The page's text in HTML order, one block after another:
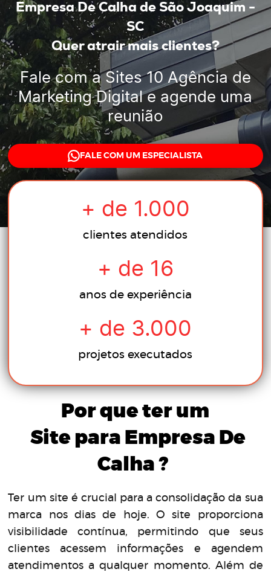
Empresa De Calha de São Joaquim -
SC
Quer atrair mais clientes?
Fale com aSites 10 Agência de
Marketing Digital e agende uma
reunião
FALE COM UM ESPECIALISTA
+ de 1.000
clientes atendidos
+ de 16
anos de experiência
+ de 3.000
projetos executados
Por que ter um
Sitepara Empresa De
Calha ?
Ter um site é crucial para a consolidação da sua
marca nos dias de hoje. O site proporciona
visibilidade contínua, permitindo que seus
clientes acessem informações e agendem
atendimentos a qualquer momento. Além de